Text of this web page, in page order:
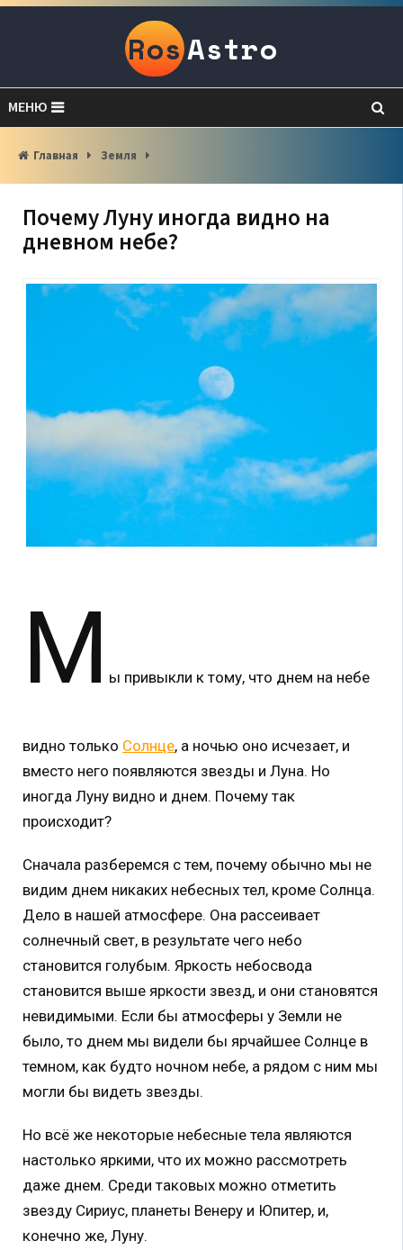
RosAstro
МЕНЮ
Главная Земля
Почему Луну иногда видно на
дневном небе?
М ы привыкли к тому, что днем на небе
видно только Солнце, а ночью оно исчезает, и
вместо него появляются звезды и Луна. Но
иногда Луну видно и днем. Почему так
происходит?
Сначала разберемся с тем, почему обычно мы не
видим днем никаких небесных тел, кроме Солнца.
Дело в нашей атмосфере. Она рассеивает
солнечный свет, в результате чего небо
становится голубым. Яркость небосвода
становится выше яркости звезд, и они становятся
невидимыми. Если бы атмосферы у Земли не
было, то днем мы видели бы ярчайшее Солнце в
темном, как будто ночном небе, а рядом с ним мы
могли бы видеть звезды.
Но всё же некоторые небесные тела являются
настолько яркими, что их можно рассмотреть
даже днем. Среди таковых можно отметить
звезду Сириус, планеты Венеру и Юпитер, и,
конечно же, Луну.